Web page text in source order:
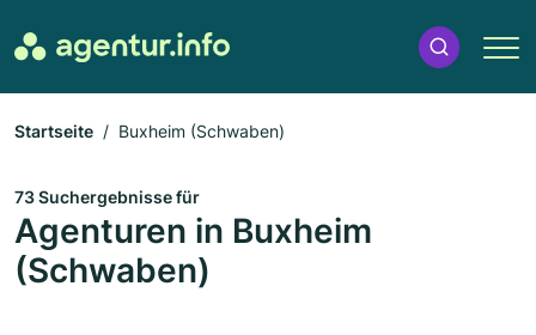
Startseite Buxheim (Schwaben)
73 Suchergebnisse für
Agenturen in Buxheim
(Schwaben)